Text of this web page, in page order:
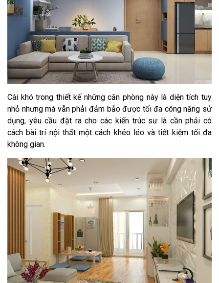
Cái khó trong thiết kế những căn phòng này là diện tích tuy
nhỏ nhưng mà vẫn phải đảm bảo được tối đa công năng sử
dụng, yêu cầu đặt ra cho các kiến trúc sư là cần phải có
cách bài trí nội thất một cách khéo léo và tiết kiệm tối đa
không gian.